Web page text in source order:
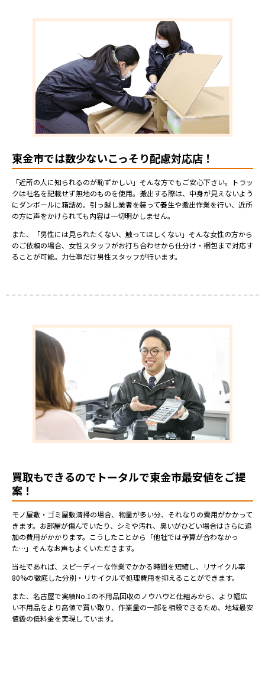
東金市では数少ないこっそり配慮対応店！
「近所の人に知られるのが恥ずかしい」そんな方でもご安心下さい。トラッ
クは社名を記載せず無地のものを使用。搬出する際は、中身が見えないよう
にダンボールに箱詰め。引っ越し業者を装って養生や搬出作業を行い、近所
の方に声をかけられても内容は一切明かしません。
また、「男性には見られたくない、触ってほしくない」そんな女性の方から
のご依頼の場合、女性スタッフがお打ち合わせから仕分け・梱包まで対応す
ることが可能。力仕事だけ男性スタッフが行います。
買取もできるのでトータルで東金市最安値をご提
案！
モノ屋敷・ゴミ屋敷清掃の場合、物量が多い分、それなりの費用がかかって
きます。お部屋が傷んでいたり、シミや汚れ、臭いがひどい場合はさらに追
加の費用がかかります。こうしたことから「他社では予算が合わなかっ
た…」そんなお声もよくいただきます。
当社であれば、スピーディーな作業でかかる時間を短縮し、リサイクル率
80%の徹底した分別・リサイクルで処理費用を抑えることができます。
また、名古屋で実績No.1の不用品回収のノウハウと仕組みから、より幅広
い不用品をより高値で買い取り、作業量の一部を相殺できるため、地域最安
値級の低料金を実現しています。